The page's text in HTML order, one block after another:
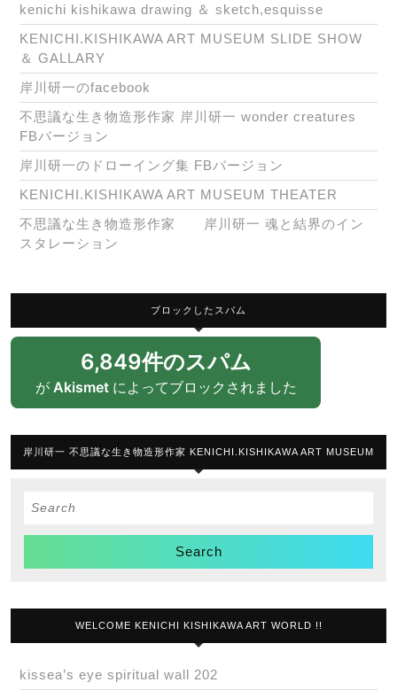
kenichi kishikawa drawing ＆ sketch,esquisse
KENICHI.KISHIKAWA ART MUSEUM SLIDE SHOW
＆ GALLARY
岸川研一のfacebook
不思議な生き物造形作家 岸川研一 wonder creatures
FBバージョン
岸川研一のドローイング集 FBバージョン
KENICHI.KISHIKAWA ART MUSEUM THEATER
不思議な生き物造形作家 岸川研一 魂と結界のイン
スタレーション
ブロックしたスパム
6,849件のスパム
が Akismetによってブロックされました
岸川研一 不思議な生き物造形作家 KENICHI.KISHIKAWA ART MUSEUM
Search
WELCOME KENICHI KISHIKAWA ART WORLD !!
kissea’s eye spiritual wall 202